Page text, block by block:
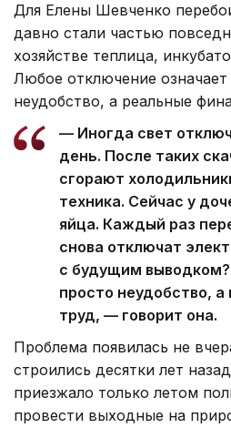
Для Елены Шевченко
давно стали частью
хозяйстве теплица,
Любое отключение означает
неудобство, а реальные
— Иногда свет
день. После таких
сгорают
техника. Сейчас у
яйца. Каждый раз
снова отключат
с будущим
просто неудобство,
труд, — говорит она.
Проблема появилась не
строились десятки лет
приезжало только летом
провести выходные на